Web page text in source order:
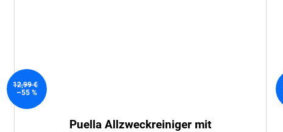
12,99 €
–55 %
Puella Allzweckreiniger mit